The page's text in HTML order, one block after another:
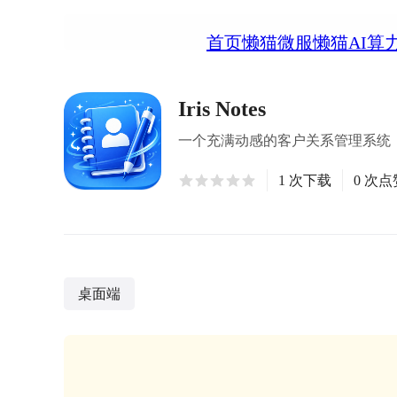
首页懒猫微服懒猫AI算
Iris Notes
一个充满动感的客户关系管理系统
1 次下载 0 次点
桌面端